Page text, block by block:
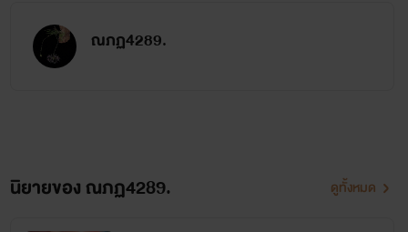
ณภฏ4289.
นิยายของ ณภฏ4289. ดูทั้งหมด